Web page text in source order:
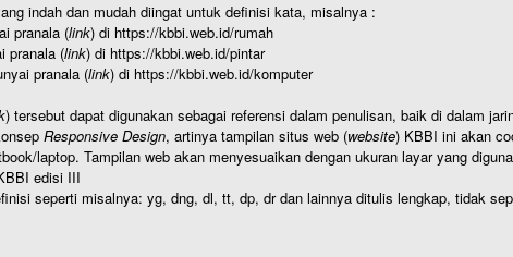
indah dan mudah diingat untuk definisi kata, misalnya :
pranala (link) di https://kbbi.web.id/rumah
pranala (link) di https://kbbi.web.id/pintar
pranala (link) di https://kbbi.web.id/komputer
) tersebut dapat digunakan sebagai referensi dalam penulisan, baik di dalam
Responsive Design, artinya tampilan situs web (website) KBBI ini akan
laptop. Tampilan web akan menyesuaikan dengan ukuran layar yang
edisi III
seperti misalnya: yg, dng, dl, tt, dp, dr dan lainnya ditulis lengkap, tidak